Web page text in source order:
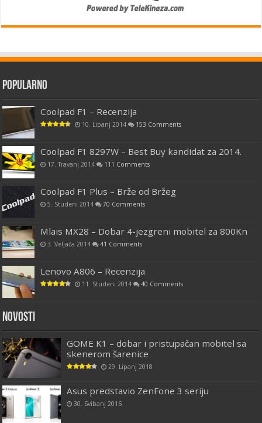
Popularno
Coolpad F1 – Recenzija
10. Lipanj 2014 153 Comments
Coolpad F1 8297W – Best Buy kandidat za 2014.
17. Travanj 2014 111 Comments
Coolpad F1 Plus – Brže od Bržeg
5. Studeni 2014 70 Comments
Mlais MX28 – Dobar 4-jezgreni mobitel za 800Kn
3. Veljača 2014 41 Comments
Lenovo A806 – Recenzija
11. Studeni 2014 40 Comments
Novosti
GOME K1 – dobar i pristupačan mobitel sa
skenerom šarenice
29. Lipanj 2018
Asus predstavio ZenFone 3 seriju
30. Svibanj 2016